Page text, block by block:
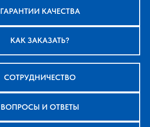
ГАРАНТИИ КАЧЕСТВА
КАК ЗАКАЗАТЬ?
СОТРУДНИЧЕСТВО
ВОПРОСЫ И ОТВЕТЫ